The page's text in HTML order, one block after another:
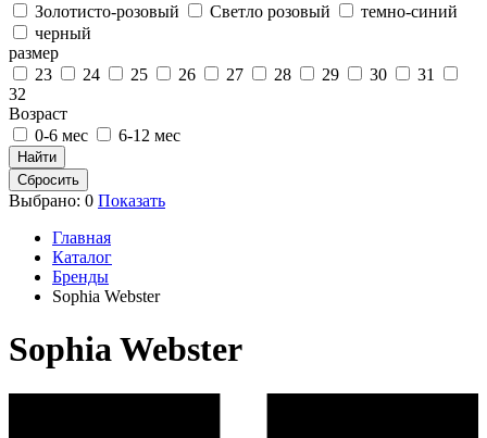
Золотисто-розовый
Светло розовый
темно-синий
черный
размер
23
24 25 26 27 28 29 30
31
32
Возраст
0-6 мес
6-12 мес
Выбрано: 0 Показать
Главная
Каталог
Бренды
Sophia Webster
Sophia Webster